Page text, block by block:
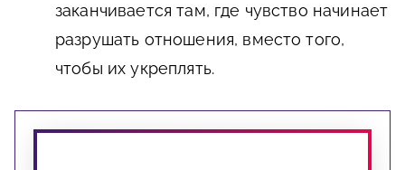
заканчивается там, где чувство начинает
разрушать отношения, вместо того,
чтобы их укреплять.